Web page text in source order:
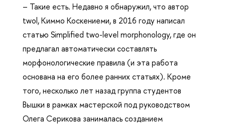
– Такие есть. Недавно я обнаружил, что автор
twol, Киммо Коскениеми, в 2016 году написал
статью Simplified two-level morphonology, где он
предлагал автоматически составлять
морфонологические правила (и эта работа
основана на его более ранних статьях). Кроме
того, несколько лет назад группа студентов
Вышки в рамках мастерской под руководством
Олега Серикова занималась созданием